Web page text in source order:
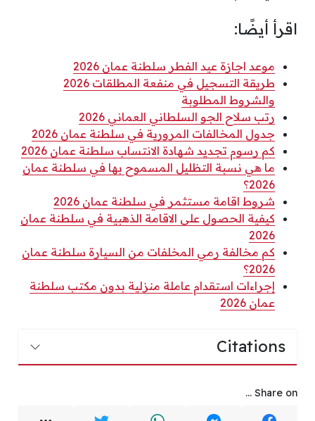
اقرأ أيضًا:
موعد اجازة عيد الفطر سلطنة عمان 2026
طريقة التسجيل في منفعة المطلقات 2026
والشروط المطلوبة
رتب سلاح الجو السلطاني العماني 2026
جدول المخالفات المرورية في سلطنة عمان 2026
كم رسوم تجديد شهادة الانتساب سلطنة عمان 2026
ما هي نسبة التظليل المسموح بها في سلطنة عمان
2026؟
شروط اقامة مستثمر في سلطنة عمان 2026
كيفية الحصول على الاقامة الذهبية في سلطنة عمان
2026
كم مخالفة رمي المخلفات من السيارة سلطنة عمان
2026؟
إجراءات استقدام عاملة منزلية بدون مكتب سلطنة
عمان 2026
Citations
Share on ...